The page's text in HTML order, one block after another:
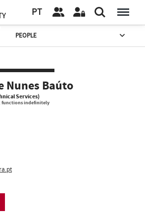
PT
PEOPLE
Nunes Baúto
Services)
functions indefinitely